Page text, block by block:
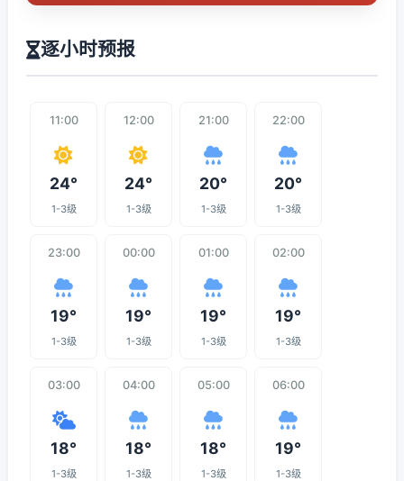
逐小时预报
11:00
24°
1-3级
12:00
24°
1-3级
21:00
20°
1-3级
22:00
20°
1-3级
23:00
19°
1-3级
00:00
19°
1-3级
01:00
19°
1-3级
02:00
19°
1-3级
03:00
18°
1-3级
04:00
18°
1-3级
05:00
18°
1-3级
06:00
19°
1-3级